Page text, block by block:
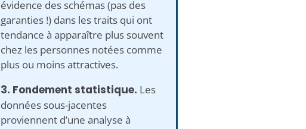
évidence des schémas (pas des
garanties !) dans les traits qui ont
tendance à apparaître plus souvent
chez les personnes notées comme
plus ou moins attractives.
3. Fondement statistique. Les
données sous-jacentes
proviennent d’une analyse à